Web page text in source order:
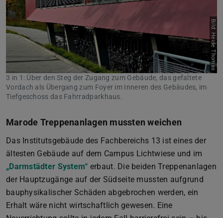
Bild: Heide Thomas
3 in 1: Über den Steg der Zugang zum Gebäude, das gefaltete
Vordach als Übergang zum Foyer im Inneren des Gebäudes, im
Tiefgeschoss das Fahrradparkhaus.
Zurück Vor
Marode Treppenanlagen mussten weichen
Das Institutsgebäude des Fachbereichs 13 ist eines der
ältesten Gebäude auf dem Campus Lichtwiese und im
„Darmstädter System“ (wird in neuem Tab geöffnet)
erbaut. Die beiden Treppenanlagen
der Hauptzugänge auf der Südseite mussten aufgrund
bauphysikalischer Schäden abgebrochen werden, ein
Erhalt wäre nicht wirtschaftlich gewesen. Eine